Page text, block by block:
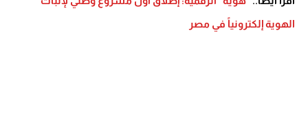
الهوية إلكترونياً في مصر